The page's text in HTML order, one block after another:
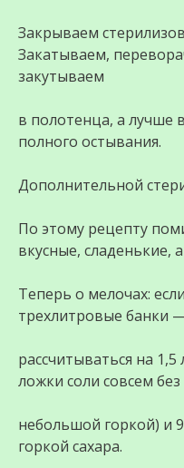
Закрываем
Закатываем,
закутываем
в полотенца, а лучше
полного остывания.
Дополнительной
По этому рецепту
вкусные, сладенькие,
Теперь о мелочах:
трехлитровые банки
рассчитываться на
ложки соли совсем
небольшой горкой) и
горкой сахара.